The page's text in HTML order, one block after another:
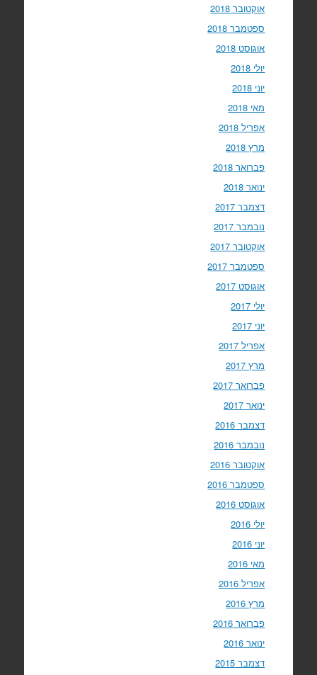
אוקטובר 2018
ספטמבר 2018
אוגוסט 2018
יולי 2018
יוני 2018
מאי 2018
אפריל 2018
מרץ 2018
פברואר 2018
ינואר 2018
דצמבר 2017
נובמבר 2017
אוקטובר 2017
ספטמבר 2017
אוגוסט 2017
יולי 2017
יוני 2017
אפריל 2017
מרץ 2017
פברואר 2017
ינואר 2017
דצמבר 2016
נובמבר 2016
אוקטובר 2016
ספטמבר 2016
אוגוסט 2016
יולי 2016
יוני 2016
מאי 2016
אפריל 2016
מרץ 2016
פברואר 2016
ינואר 2016
דצמבר 2015